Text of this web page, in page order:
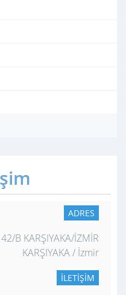
ADRES
B KARŞIYAKA/İZMİR
KARŞIYAKA / İzmir
İLETIŞIM